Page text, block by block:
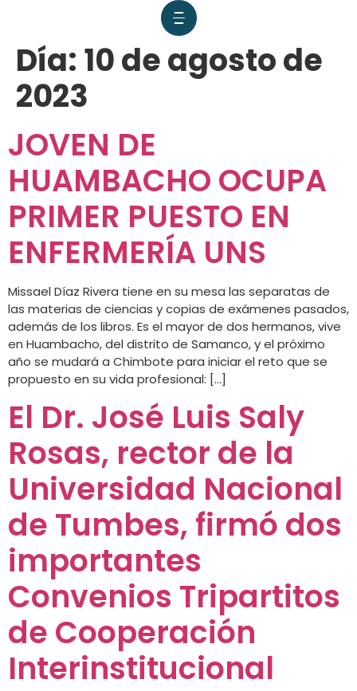
Día: 10 de agosto de
2023
JOVEN DE
HUAMBACHO OCUPA
PRIMER PUESTO EN
ENFERMERÍA UNS
Missael Díaz Rivera tiene en su mesa las separatas de
las materias de ciencias y copias de exámenes pasados,
además de los libros. Es el mayor de dos hermanos, vive
en Huambacho, del distrito de Samanco, y el próximo
año se mudará a Chimbote para iniciar el reto que se
propuesto en su vida profesional: […]
El Dr. José Luis Saly
Rosas, rector de la
Universidad Nacional
de Tumbes, firmó dos
importantes
Convenios Tripartitos
de Cooperación
Interinstitucional